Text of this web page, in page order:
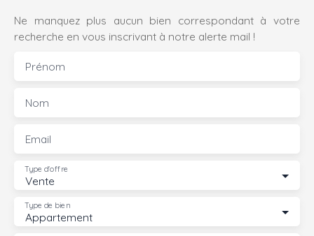
Ne manquez plus aucun bien correspondant à votre
recherche en vous inscrivant à notre alerte mail !
Prénom
Nom
Email
Vente
Type d'offre
Appartement
Type de bien